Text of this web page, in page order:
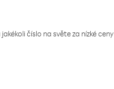
číslo na světe za nízké ceny